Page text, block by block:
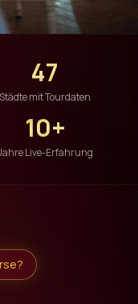
47
Städte mit Tourdaten
10+
Live-Erfahrung